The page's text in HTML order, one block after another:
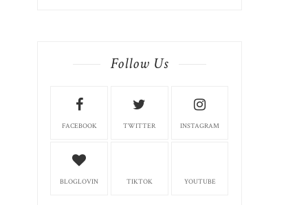
Follow Us
FACEBOOK TWITTER INSTAGRAM
BLOGLOVIN TIKTOK YOUTUBE